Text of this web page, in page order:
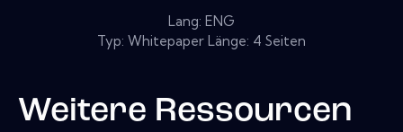
Lang: ENG
Typ: Whitepaper Länge: 4 Seiten
Weitere Ressourcen